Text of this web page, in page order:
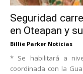
Seguridad
en Oteapan y
Billie Parker Noticias
* Se habilitará a
coordinada con la